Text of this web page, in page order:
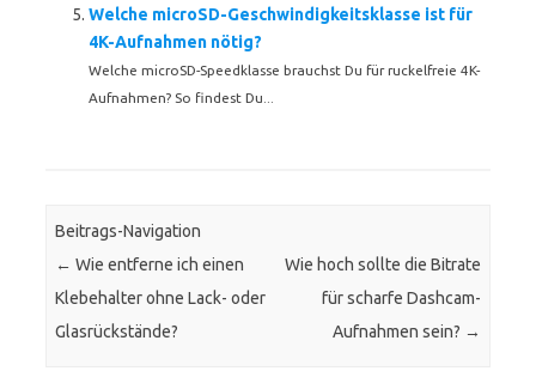
Welche microSD-Geschwindigkeitsklasse ist für
4K-Aufnahmen nötig?
Welche microSD-Speedklasse brauchst Du für ruckelfreie 4K-
Aufnahmen? So findest Du...
Beitrags-Navigation
← Wie entferne ich einen
Klebehalter ohne Lack- oder
Glasrückstände?
Wie hoch sollte die Bitrate
für scharfe Dashcam-
Aufnahmen sein? →